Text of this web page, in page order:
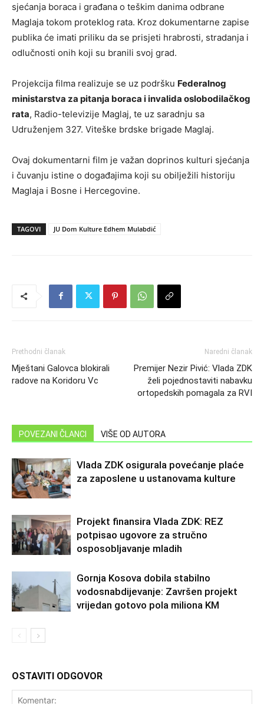
sjećanja boraca i građana o teškim danima odbrane
Maglaja tokom proteklog rata. Kroz dokumentarne zapise
publika će imati priliku da se prisjeti hrabrosti, stradanja i
odlučnosti onih koji su branili svoj grad.
Projekcija filma realizuje se uz podršku Federalnog
ministarstva za pitanja boraca i invalida oslobodilačkog
rata, Radio-televizije Maglaj, te uz saradnju sa
Udruženjem 327. Viteške brdske brigade Maglaj.
Ovaj dokumentarni film je važan doprinos kulturi sjećanja
i čuvanju istine o događajima koji su obilježili historiju
Maglaja i Bosne i Hercegovine.
TAGOVI JU Dom Kulture Edhem Mulabdić
Prethodni članak
Mještani Galovca blokirali
radove na Koridoru Vc
Naredni članak
Premijer Nezir Pivić: Vlada ZDK
želi pojednostaviti nabavku
ortopedskih pomagala za RVI
POVEZANI ČLANCI VIŠE OD AUTORA
Vlada ZDK osigurala povećanje plaće
za zaposlene u ustanovama kulture
Projekt finansira Vlada ZDK: REZ
potpisao ugovore za stručno
osposobljavanje mladih
Gornja Kosova dobila stabilno
vodosnabdijevanje: Završen projekt
vrijedan gotovo pola miliona KM
OSTAVITI ODGOVOR